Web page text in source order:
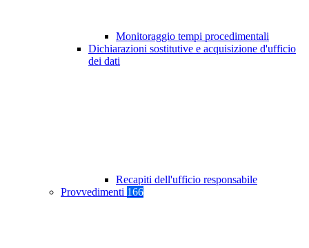
Monitoraggio tempi procedimentali
Dichiarazioni sostitutive e acquisizione d'ufficio
dei dati
Recapiti dell'ufficio responsabile
Provvedimenti 166